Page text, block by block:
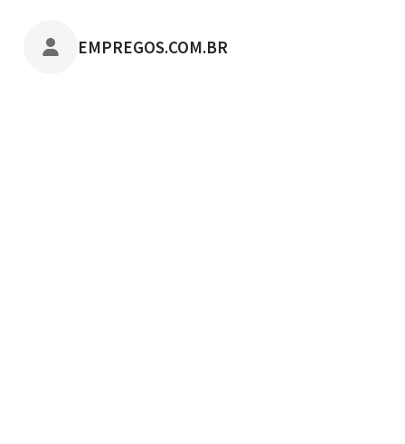
POSTADO POR
EMPREGOS.COM.BR